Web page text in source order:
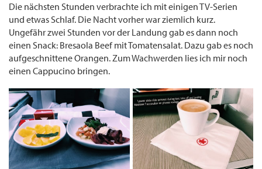
Die nächsten Stunden verbrachte ich mit einigen TV-Serien
und etwas Schlaf. Die Nacht vorher war ziemlich kurz.
Ungefähr zwei Stunden vor der Landung gab es dann noch
einen Snack: Bresaola Beef mit Tomatensalat. Dazu gab es noch
aufgeschnittene Orangen. Zum Wachwerden lies ich mir noch
einen Cappucino bringen.